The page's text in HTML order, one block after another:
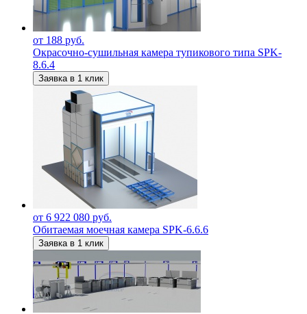
от 188 руб.
Окрасочно-сушильная камера тупикового типа SPK-
8.6.4
Заявка в 1 клик
от 6 922 080 руб.
Обитаемая моечная камера SPK-6.6.6
Заявка в 1 клик